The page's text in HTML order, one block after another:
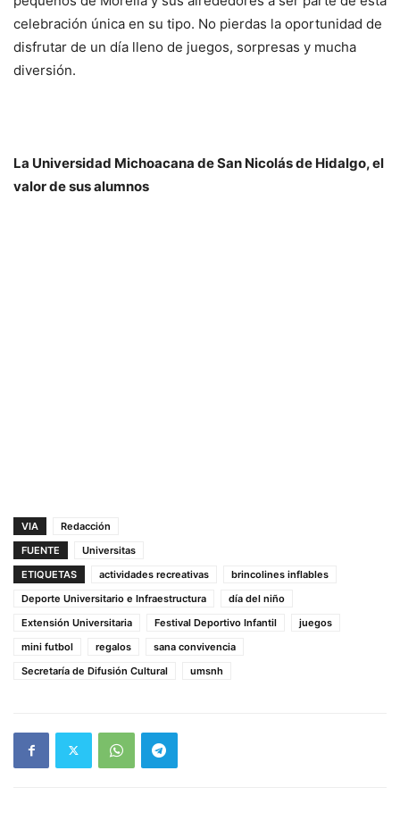
celebración única en su tipo. No pierdas la oportunidad de
disfrutar de un día lleno de juegos, sorpresas y mucha
diversión.
La Universidad Michoacana de San Nicolás de Hidalgo, el
valor de sus alumnos
VIA
Redacción
FUENTE
Universitas
ETIQUETAS
actividades recreativas
brincolines inflables
Deporte Universitario e Infraestructura
día del niño
Extensión Universitaria
Festival Deportivo Infantil
juegos
mini futbol
regalos
sana convivencia
Secretaría de Difusión Cultural
umsnh